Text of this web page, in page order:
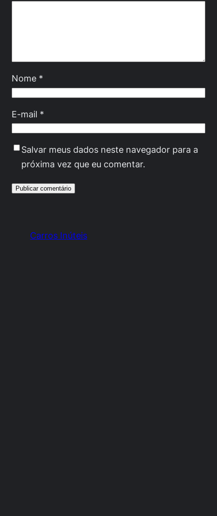
Nome *
E-mail *
Salvar meus dados neste navegador para a
próxima vez que eu comentar.
Carros Inúteis